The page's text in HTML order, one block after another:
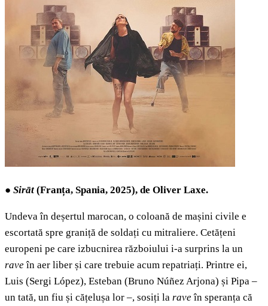
● Sirāt (Franța, Spania, 2025), de Oliver Laxe.
Undeva în deșertul marocan, o coloană de mașini civile e
escortată spre graniță de soldați cu mitraliere. Cetățeni
europeni pe care izbucnirea războiului i-a surprins la un
raveîn aer liber și care trebuie acum repatriați. Printre ei,
Luis (Sergi López), Esteban (Bruno Núñez Arjona) și Pipa –
un tată, un fiu și cățelușa lor –, sosiți la raveîn speranța că